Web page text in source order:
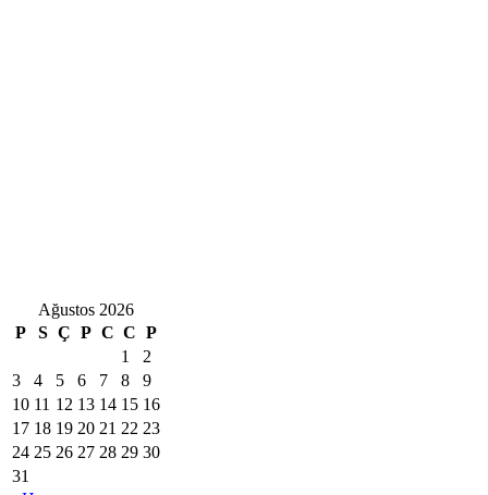
Ağustos 2026
P
S Ç P C C P
1
2
3
4 5 6 7 8
9
10 11 12 13 14 15 16
17 18 19 20 21 22 23
24 25 26 27 28 29 30
31